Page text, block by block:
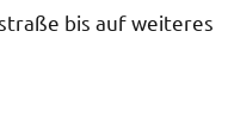
bis auf weiteres